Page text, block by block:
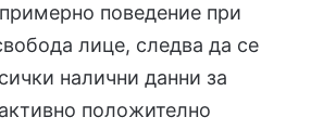
поведение при
лице, следва да се
налични данни за
положително